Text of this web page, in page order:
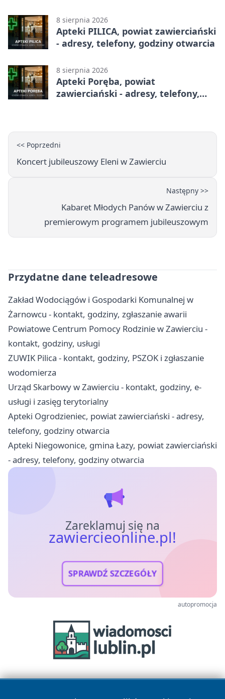
8 sierpnia 2026
Apteki PILICA, powiat zawierciański
- adresy, telefony, godziny otwarcia
8 sierpnia 2026
Apteki Poręba, powiat
zawierciański - adresy, telefony,
<< Poprzedni
Koncert jubileuszowy Eleni w Zawierciu
Następny >>
Kabaret Młodych Panów w Zawierciu z
premierowym programem jubileuszowym
Przydatne dane teleadresowe
Zakład Wodociągów i Gospodarki Komunalnej w
Żarnowcu - kontakt, godziny, zgłaszanie awarii
Powiatowe Centrum Pomocy Rodzinie w Zawierciu -
kontakt, godziny, usługi
ZUWIK Pilica - kontakt, godziny, PSZOK i zgłaszanie
wodomierza
Urząd Skarbowy w Zawierciu - kontakt, godziny, e-
usługi i zasięg terytorialny
Apteki Ogrodzieniec, powiat zawierciański - adresy,
telefony, godziny otwarcia
Apteki Niegowonice, gmina Łazy, powiat zawierciański
- adresy, telefony, godziny otwarcia
Zareklamuj się na
zawiercieonline.pl!
SPRAWDŹ SZCZEGÓŁY
autopromocja